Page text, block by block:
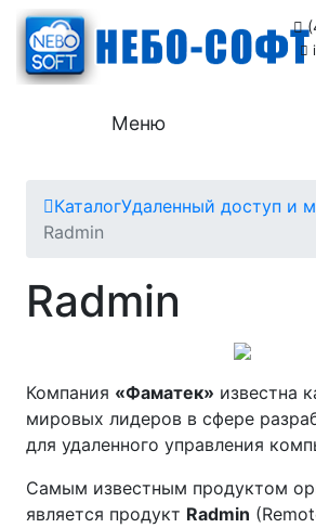
Меню
КаталогУдаленный доступ и
Radmin
Radmin
Компания «Фаматек» известна
мировых лидеров в сфере
для удаленного управления
Самым известным продуктом
является продукт Radmin